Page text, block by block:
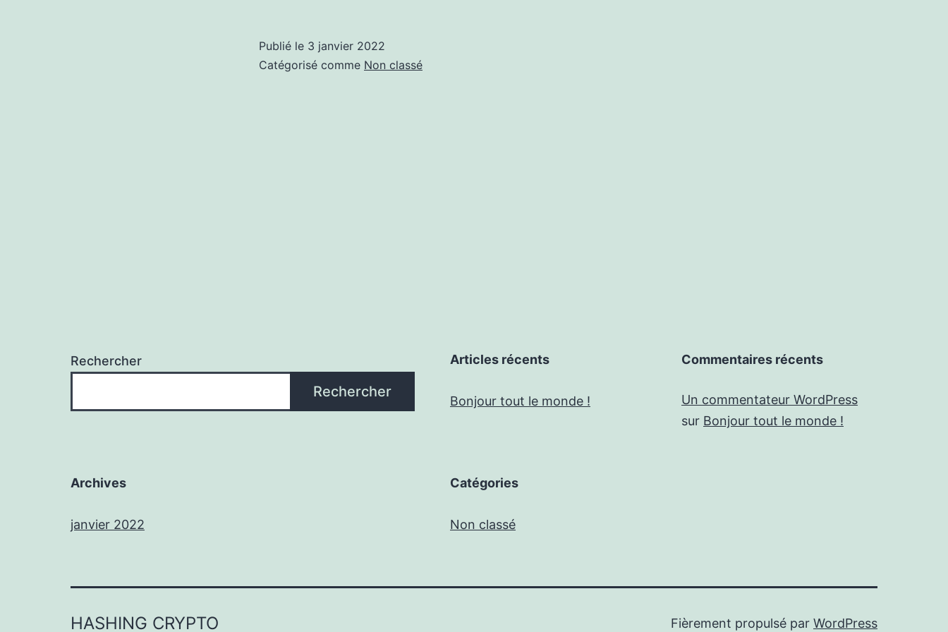
Publié le 3 janvier 2022
Catégorisé comme Non classé
Rechercher
Rechercher
Articles récents
Bonjour tout le monde !
Commentaires récents
Un commentateur WordPress
sur Bonjour tout le monde !
Archives
janvier 2022
Catégories
Non classé
HASHING CRYPTO Fièrement propulsé par WordPress